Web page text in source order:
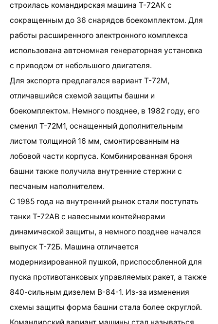
строилась командирская машина Т-72АК с
сокращенным до 36 снарядов боекомплектом. Для
работы расширенного электронного комплекса
использована автономная генераторная установка
с приводом от небольшого двигателя.
Для экспорта предлагался вариант Т-72М,
отличавшийся схемой защиты башни и
боекомплектом. Немного позднее, в 1982 году, его
сменил Т-72М1, оснащенный дополнительным
листом толщиной 16 мм, смонтированным на
лобовой части корпуса. Комбинированная броня
башни также получила внутренние стержни с
песчаным наполнителем.
С 1985 года на внутренний рынок стали поступать
танки Т-72АВ с навесными контейнерами
динамической защиты, а немного позднее начался
выпуск Т-72Б. Машина отличается
модернизированной пушкой, приспособленной для
пуска противотанковых управляемых ракет, а также
840-сильным дизелем В-84-1. Из-за изменения
схемы защиты форма башни стала более округлой.